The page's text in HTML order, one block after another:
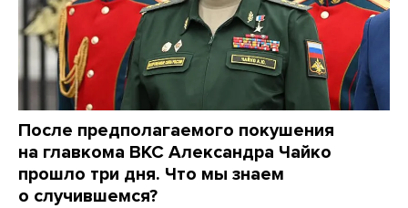
После предполагаемого покушения
на главкома ВКС Александра Чайко
прошло три дня. Что мы знаем
о случившемся?